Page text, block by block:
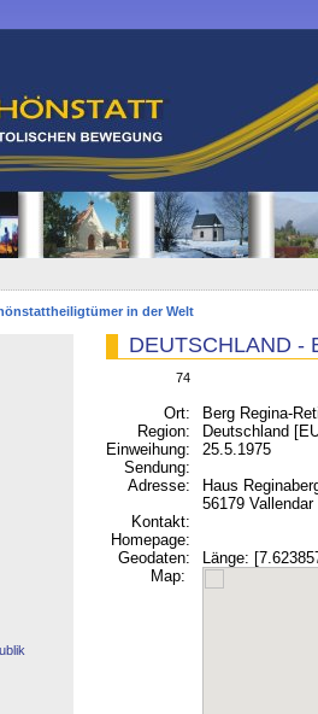
in der Welt
DEUTSCHLAND -
74
Ort:
Berg Regina-
Region:
Deutschland
Einweihung:
25.5.1975
Sendung:
Adresse:
Haus
56179 Vallendar
Kontakt:
Homepage:
Geodaten:
Länge:
Map: